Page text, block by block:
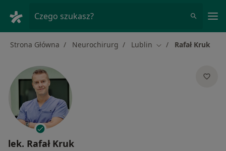
Czego szukasz?
Strona Główna Neurochirurg Lublin Zmień miasto
Rafał Kruk
lek. Rafał Kruk